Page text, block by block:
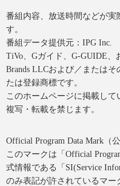
番組内容、放送時間などが実
す。
番組データ提供元：IPG Inc.
TiVo、Gガイド、G-GUIDE
Brands LLCおよび／または
たは登録商標です。
このホームページに掲載し
複写・転載を禁じます。
Official Program Data Mark（
このマークは「Official
式情報である「SI(Service
のみ表記が許されているマー